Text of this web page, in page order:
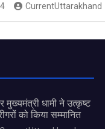
CurrentUttarakhand
मुख्यमंत्री धामी ने उत्कृष्ट
को किया सम्मानित